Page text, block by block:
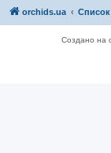
orchids.ua
Создано на